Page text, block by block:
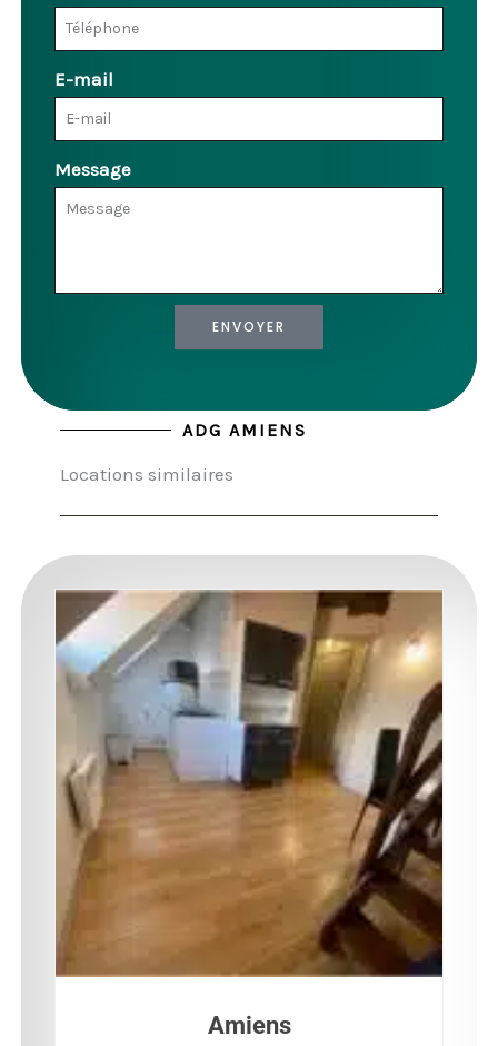
E-mail
Message
ENVOYER
ADG AMIENS
Locations similaires
Amiens